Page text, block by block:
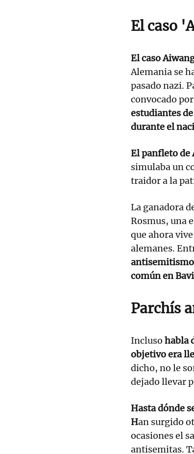
El caso
El caso
Alemania se
pasado nazi.
convocado
estudiantes
durante el
El panfleto de
simulaba un
traidor a la
La ganadora
Rosmus, una
que ahora
alemanes.
común en
Parchís
Incluso habla
objetivo era
dicho, no le
dejado llevar
Hasta dónde
Han surgido
ocasiones el
antisemitas.